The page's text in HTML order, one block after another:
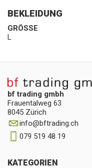
BEKLEIDUNG
GRÖSSE
L
bf trading gmbh
Frauentalweg 63
8045 Zürich
info@bftrading.ch
079 519 48 19
KATEGORIEN